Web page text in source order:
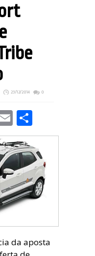
23/12/2014
0
Email
da aposta